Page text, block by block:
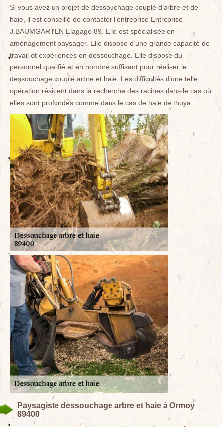
Si vous avez un projet de dessouchage couplé d’arbre et de
haie, il est conseillé de contacter l’entreprise Entreprise
J.BAUMGARTEN Elagage 89. Elle est spécialisée en
aménagement paysager. Elle dispose d’une grande capacité de
travail et expériences en dessouchage. Elle dispose du
personnel qualifié et en nombre suffisant pour réaliser le
dessouchage couplé arbre et haie. Les difficultés d’une telle
opération résident dans la recherche des racines dans le cas où
elles sont profondes comme dans le cas de haie de thuya.
Paysagiste dessouchage arbre et haie à Ormoy
89400